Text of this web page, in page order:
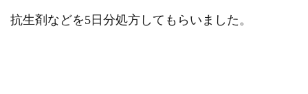
抗生剤などを5日分処方してもらいました。